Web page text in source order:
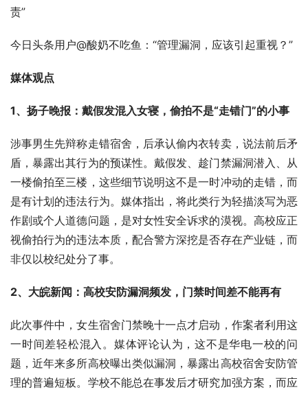
责”
今日头条用户@酸奶不吃鱼：“管理漏洞，应该引起重视？”
媒体观点
1、 扬子晚报：戴假发混入女寝，偷拍不是“走错门”的小事
涉事男生先辩称走错宿舍，后承认偷内衣转卖，说法前后矛
盾，暴露出其行为的预谋性。戴假发、趁门禁漏洞潜入、从
一楼偷拍至三楼，这些细节说明这不是一时冲动的走错，而
是有计划的违法行为。媒体指出，将此类行为轻描淡写为恶
作剧或个人道德问题，是对女性安全诉求的漠视。高校应正
视偷拍行为的违法本质，配合警方深挖是否存在产业链，而
非仅以校纪处分了事。
2、 大皖新闻：高校安防漏洞频发，门禁时间差不能再有
此次事件中，女生宿舍门禁晚十一点才启动，作案者利用这
一时间差轻松混入。媒体评论认为，这不是华电一校的问
题，近年来多所高校曝出类似漏洞，暴露出高校宿舍安防管
理的普遍短板。学校不能总在事发后才研究加强方案，而应